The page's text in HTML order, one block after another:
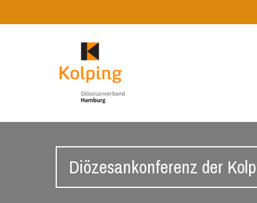
Diözesankonferenz der